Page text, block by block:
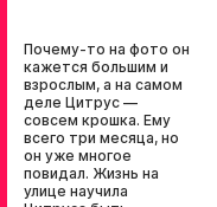
Почему-то на фото он
кажется большим и
взрослым, а на самом
деле Цитрус —
совсем крошка. Ему
всего три месяца, но
он уже многое
повидал. Жизнь на
улице научила